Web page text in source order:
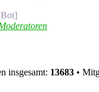
insgesamt: 13683 •